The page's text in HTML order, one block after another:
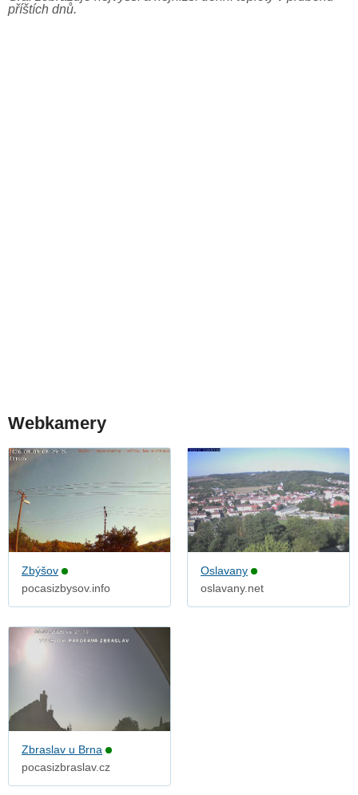
příštích dnů.
Webkamery
Zbýšov
pocasizbysov.info
Oslavany
oslavany.net
Zbraslav u Brna
pocasizbraslav.cz